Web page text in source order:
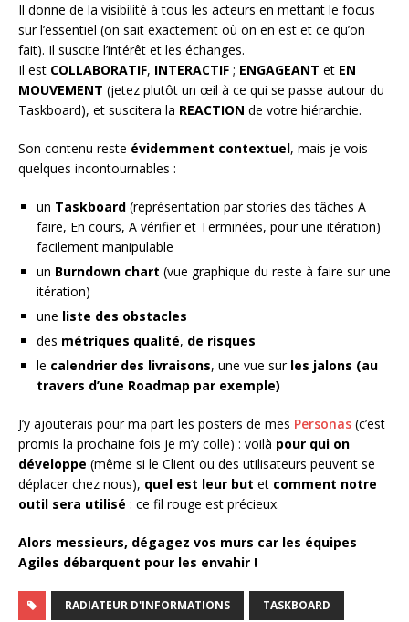
Il donne de la visibilité à tous les acteurs en mettant le focus
sur l’essentiel (on sait exactement où on en est et ce qu’on
fait). Il suscite l’intérêt et les échanges.
Il est COLLABORATIF, INTERACTIF ; ENGAGEANT et EN
MOUVEMENT (jetez plutôt un œil à ce qui se passe autour du
Taskboard), et suscitera la REACTION de votre hiérarchie.
Son contenu reste évidemment contextuel, mais je vois
quelques incontournables :
un Taskboard (représentation par stories des tâches A
faire, En cours, A vérifier et Terminées, pour une itération)
facilement manipulable
un Burndown chart (vue graphique du reste à faire sur une
itération)
une liste des obstacles
des métriques qualité, de risques
le calendrier des livraisons, une vue sur les jalons (au
travers d’une Roadmap par exemple)
J’y ajouterais pour ma part les posters de mes Personas (c’est
promis la prochaine fois je m’y colle) : voilà pour qui on
développe (même si le Client ou des utilisateurs peuvent se
déplacer chez nous), quel est leur but et comment notre
outil sera utilisé : ce fil rouge est précieux.
Alors messieurs, dégagez vos murs car les équipes
Agiles débarquent pour les envahir !
RADIATEUR D'INFORMATIONS TASKBOARD